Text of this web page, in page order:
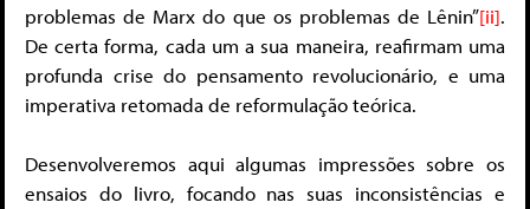
problemas de Marx do que os problemas de Lênin”[ii].
De certa forma, cada um a sua maneira, reafirmam uma
profunda crise do pensamento revolucionário, e uma
imperativa retomada de reformulação teórica.
Desenvolveremos aqui algumas impressões sobre os
ensaios do livro, focando nas suas inconsistências e